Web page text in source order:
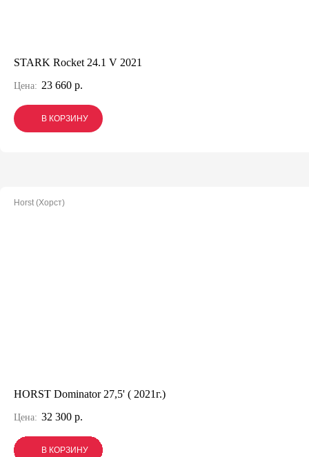
STARK Rocket 24.1 V 2021
Цена: 23 660 р.
В КОРЗИНУ
В КОРЗИНУ
В КОРЗИНУ
Horst (Хорст)
HORST Dominator 27,5' ( 2021г.)
Цена: 32 300 р.
В КОРЗИНУ
В КОРЗИНУ
В КОРЗИНУ